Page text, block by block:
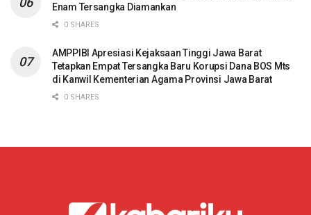
Enam Tersangka Diamankan
0 SHARES
AMPPIBI Apresiasi Kejaksaan Tinggi Jawa Barat
Tetapkan Empat Tersangka Baru Korupsi Dana BOS Mts
di Kanwil Kementerian Agama Provinsi Jawa Barat
0 SHARES